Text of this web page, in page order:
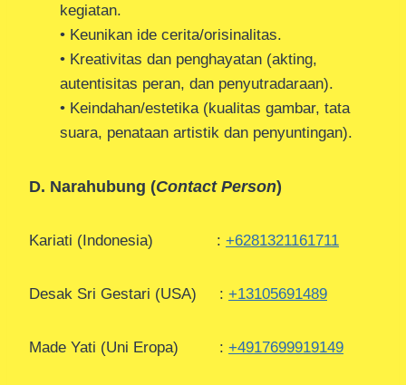
kegiatan.
• Keunikan ide cerita/orisinalitas.
• Kreativitas dan penghayatan (akting,
autentisitas peran, dan penyutradaraan).
• Keindahan/estetika (kualitas gambar, tata
suara, penataan artistik dan penyuntingan).
D. Narahubung (Contact Person)
Kariati (Indonesia) : +6281321161711
Desak Sri Gestari (USA) : +13105691489
Made Yati (Uni Eropa) : +4917699919149